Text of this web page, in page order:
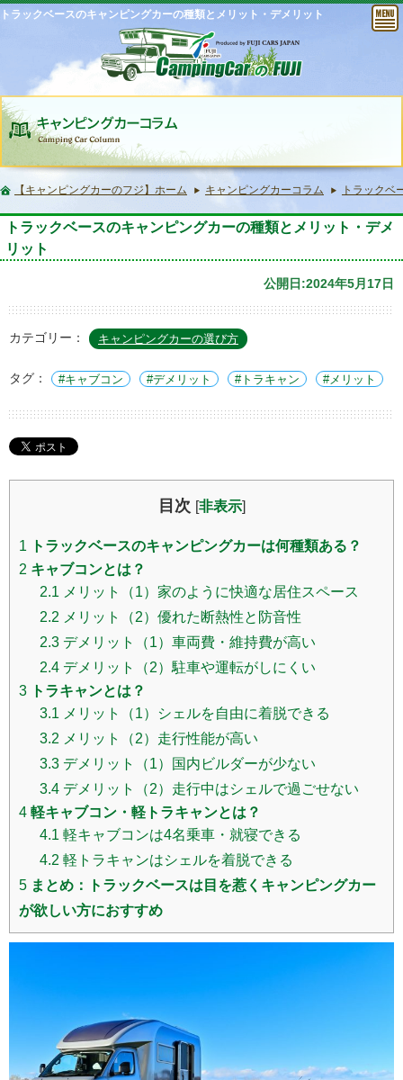
トラックベースのキャンピングカーの種類とメリット・デメリット
【キャンピングカーのフジ】ホーム キャンピングカーコラム トラックベ
トラックベースのキャンピングカーの種類とメリット・デメ
リット
公開日:2024年5月17日
カテゴリー： キャンピングカーの選び方
タグ： キャブコン デメリット トラキャン メリット
目次 [非表示]
1 トラックベースのキャンピングカーは何種類ある？
2 キャブコンとは？
2.1 メリット（1）家のように快適な居住スペース
2.2 メリット（2）優れた断熱性と防音性
2.3 デメリット（1）車両費・維持費が高い
2.4 デメリット（2）駐車や運転がしにくい
3 トラキャンとは？
3.1 メリット（1）シェルを自由に着脱できる
3.2 メリット（2）走行性能が高い
3.3 デメリット（1）国内ビルダーが少ない
3.4 デメリット（2）走行中はシェルで過ごせない
4 軽キャブコン・軽トラキャンとは？
4.1 軽キャブコンは4名乗車・就寝できる
4.2 軽トラキャンはシェルを着脱できる
5 まとめ：トラックベースは目を惹くキャンピングカー
が欲しい方におすすめ